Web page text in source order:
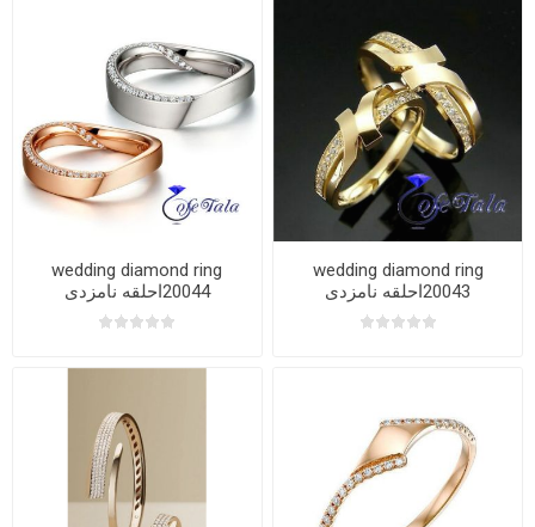
wedding diamond ring
20043احلقه نامزدی
wedding diamond ring
20044احلقه نامزدی